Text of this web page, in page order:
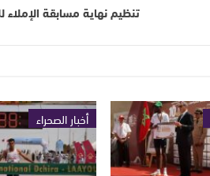
تنظيم نهاية مسابقة الإملاء
أخبار الصحراء